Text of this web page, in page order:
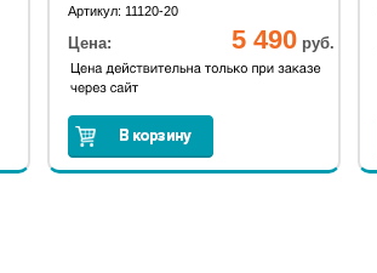
Размер: 15х15х29 см.
Артикул: 11120-20
Цена: 5 490 руб.